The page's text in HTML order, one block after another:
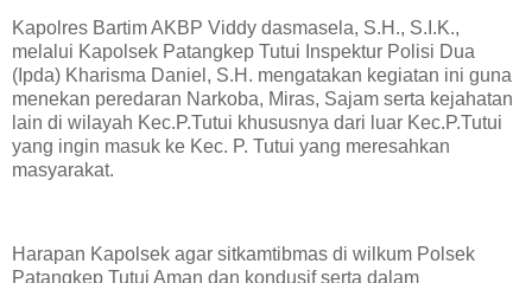
Kapolres Bartim AKBP Viddy dasmasela, S.H., S.I.K.,
melalui Kapolsek Patangkep Tutui Inspektur Polisi Dua
(Ipda) Kharisma Daniel, S.H. mengatakan kegiatan ini guna
menekan peredaran Narkoba, Miras, Sajam serta kejahatan
lain di wilayah Kec.P.Tutui khususnya dari luar Kec.P.Tutui
yang ingin masuk ke Kec. P. Tutui yang meresahkan
masyarakat.
Harapan Kapolsek agar sitkamtibmas di wilkum Polsek
Patangkep Tutui Aman dan kondusif serta dalam